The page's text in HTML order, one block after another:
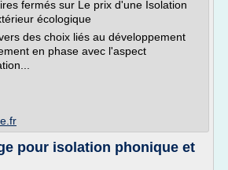
fermés sur Le prix d'une Isolation
écologique
des choix liés au développement
en phase avec l'aspect
pour isolation phonique et